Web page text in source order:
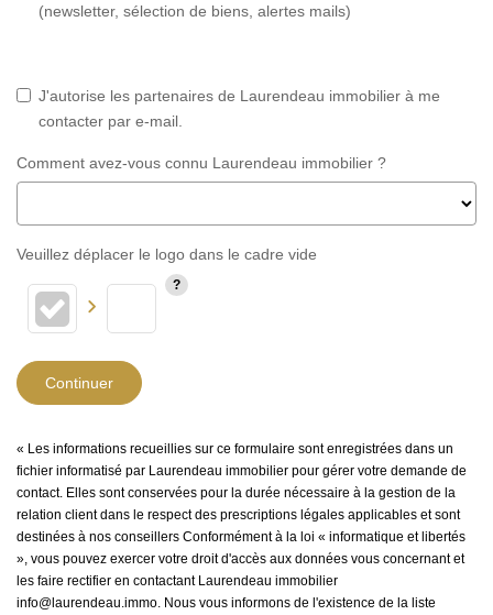
(newsletter, sélection de biens, alertes mails)
J'autorise les partenaires de Laurendeau immobilier à me
contacter par e-mail.
Comment avez-vous connu Laurendeau immobilier ?
Veuillez déplacer le logo dans le cadre vide
Continuer
« Les informations recueillies sur ce formulaire sont enregistrées dans un
fichier informatisé par Laurendeau immobilier pour gérer votre demande de
contact. Elles sont conservées pour la durée nécessaire à la gestion de la
relation client dans le respect des prescriptions légales applicables et sont
destinées à nos conseillers Conformément à la loi « informatique et libertés
», vous pouvez exercer votre droit d'accès aux données vous concernant et
les faire rectifier en contactant Laurendeau immobilier
info@laurendeau.immo. Nous vous informons de l'existence de la liste